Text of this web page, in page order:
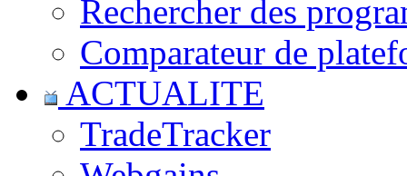
Rechercher des
Comparateur de
ACTUALITE
TradeTracker